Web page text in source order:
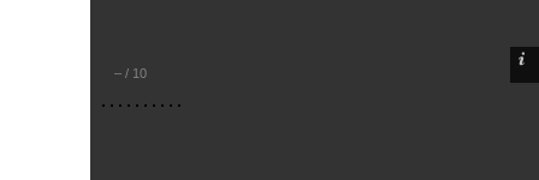
– / 10